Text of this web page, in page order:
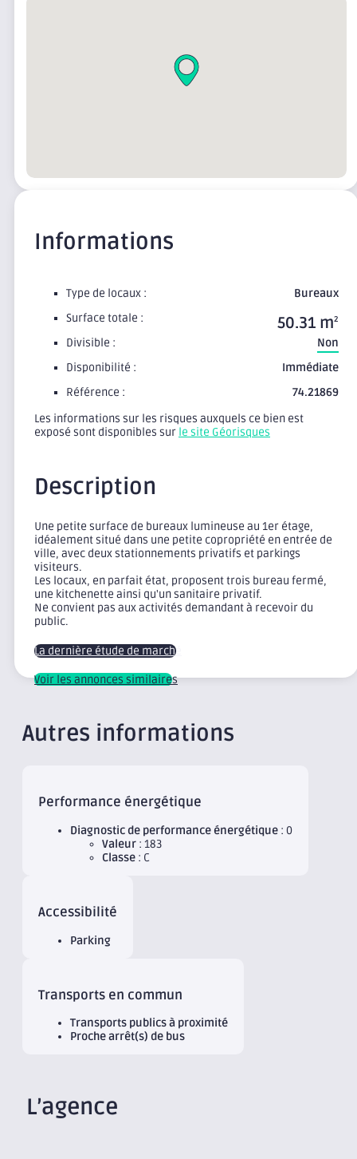
Informations
Type de locaux :
Bureaux
Surface totale :
50.31 m2
Divisible :
Non
Disponibilité :
Immédiate
Référence :
74.21869
Les informations sur les risques auxquels ce bien est
exposé sont disponibles sur le site Géorisques
Description
Une petite surface de bureaux lumineuse au 1er étage,
idéalement situé dans une petite copropriété en entrée de
ville, avec deux stationnements privatifs et parkings
visiteurs.
Les locaux, en parfait état, proposent trois bureau fermé,
une kitchenette ainsi qu'un sanitaire privatif.
Ne convient pas aux activités demandant à recevoir du
public.
La dernière étude de marché
Voir les annonces similaires
Autres informations
Performance énergétique
Diagnostic de performance énergétique : 0
Valeur : 183
Classe : C
Accessibilité
Parking
Transports en commun
Transports publics à proximité
Proche arrêt(s) de bus
L’agence